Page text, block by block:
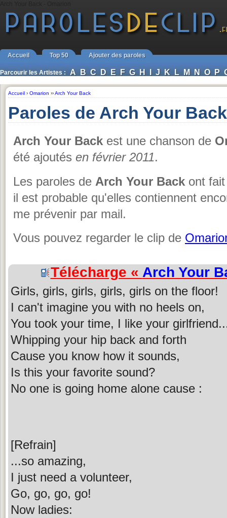
Accueil Top 50 Ajouter des paroles
Parcourir les Artistes : A B C D E F G H I J K L M N O P
Accueil › Omarion ››Arch Your Back
Paroles de Arch Your
Arch Your Back est une chanson de
été ajoutés en février 2011.
Les paroles de Arch Your Back ont
il est probable qu'elles contiennent
me prévenir par mail.
Vous pouvez regarder le clip de
Télécharge « Arch Your
Girls, girls, girls, girls, girls on the floor!
I can't imagine you with no heels on,
You took your time, I like your
Whipping your hip back and forth
Cause you know how it sounds,
Is this your favorite sound?
No one is going home alone cause :
[Refrain]
...so amazing,
I just need a volunteer,
Go, go, go, go!
Now ladies: